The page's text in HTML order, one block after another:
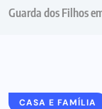
Guarda dos Filhos
CASA E FAMÍLIA